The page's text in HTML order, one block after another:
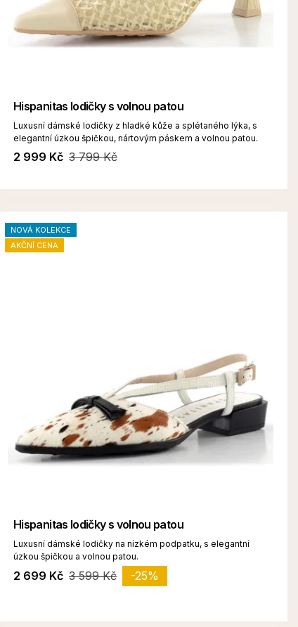
Hispanitas lodičky s volnou patou
Luxusní dámské lodičky z hladké kůže a splétaného lýka, s
elegantní úzkou špičkou, nártovým páskem a volnou patou.
2 999 Kč 3 799 Kč
NOVÁ KOLEKCE
AKČNÍ CENA
Hispanitas lodičky s volnou patou
Luxusní dámské lodičky na nízkém podpatku, s elegantní
úzkou špičkou a volnou patou.
2 699 Kč 3 599 Kč -25%